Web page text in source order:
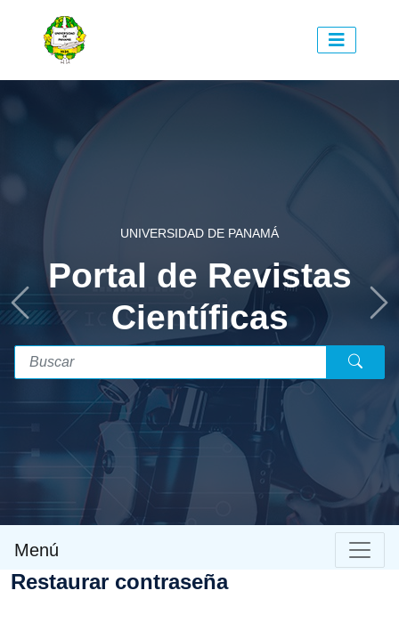
UNIVERSIDAD DE PANAMÁ
Portal de Revistas
Científicas
Previous
Menú
Restaurar contraseña